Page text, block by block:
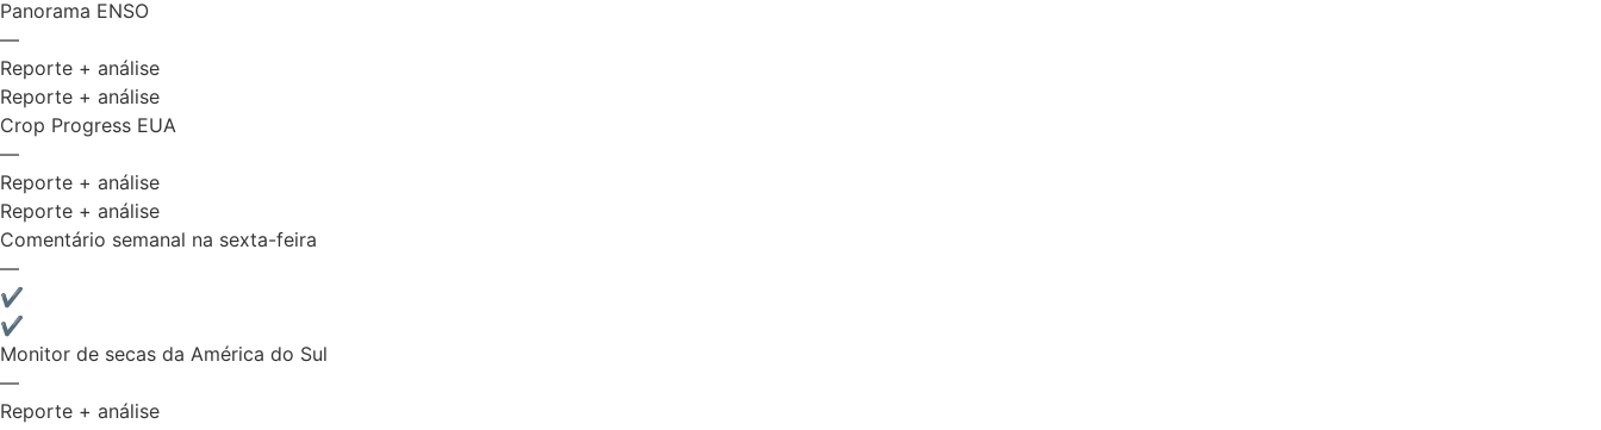
Panorama ENSO
—
Reporte + análise
Reporte + análise
Crop Progress EUA
—
Reporte + análise
Reporte + análise
Comentário semanal na sexta-feira
—
✔
✔
Monitor de secas da América do Sul
—
Reporte + análise